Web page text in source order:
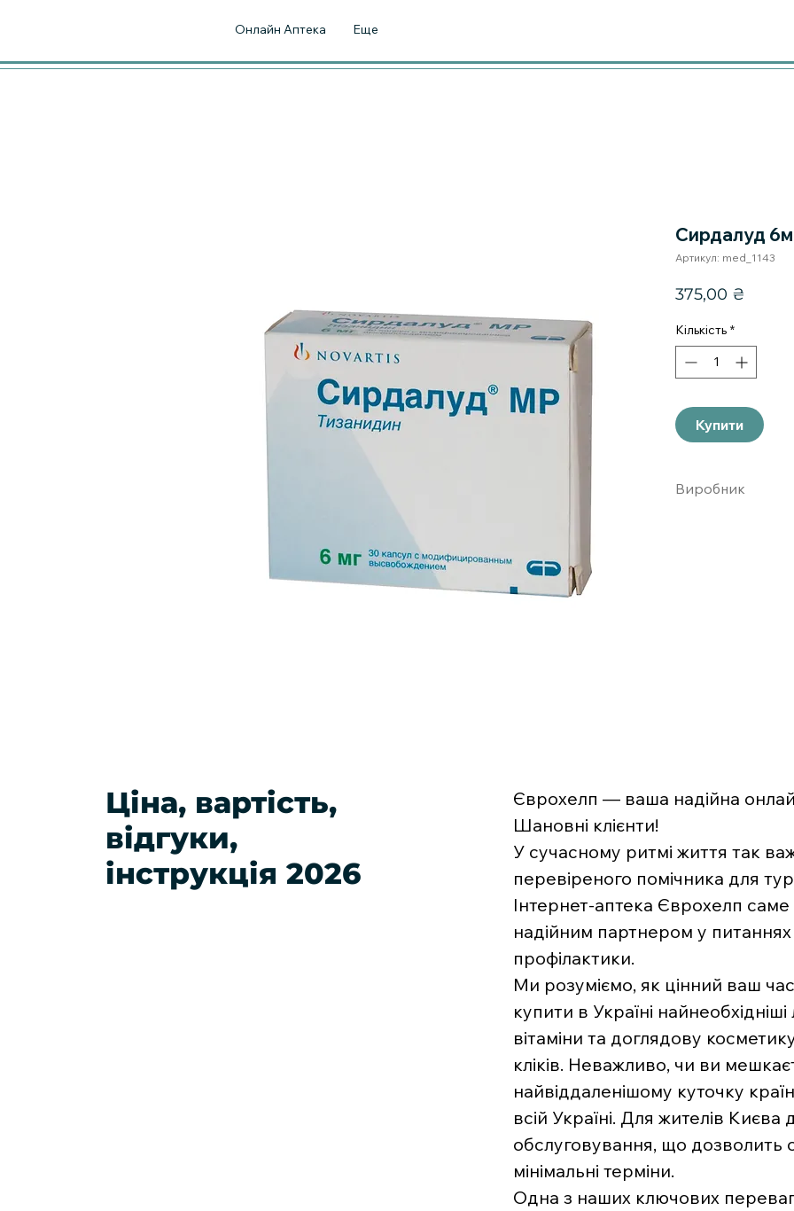
Онлайн Аптека Еще
Сирдалуд
Артикул: med_1143
375,00 ₴
Кількість *
Купити
Виробник
Ціна, вартість,
відгуки,
інструкція 2026
Єврохелп — ваша надійна
Шановні клієнти!
У сучасному ритмі життя так
перевіреного помічника для
Інтернет-аптека Єврохелп
надійним партнером у питаннях
профілактики.
Ми розуміємо, як цінний ваш
купити в Україні
вітаміни та доглядову
кліків. Неважливо, чи ви
найвіддаленішому куточку
всій Україні. Для жителів
обслуговування, що дозволить
мінімальні терміни.
Одна з наших ключових